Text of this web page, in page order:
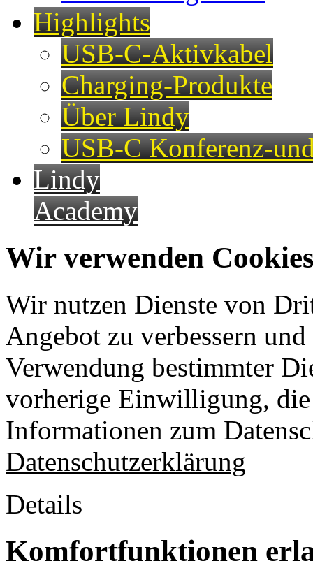
Highlights
USB-C-Aktivkabel
Charging-Produkte
Über Lindy
USB-C Konferenz-
Lindy
Academy
Wir verwenden
Wir nutzen Dienste von
Angebot zu verbessern
Verwendung bestimmter
vorherige Einwilligung,
Informationen zum
Datenschutzerklärung
Details
Komfortfunktionen